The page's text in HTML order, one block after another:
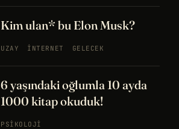
Kim ulan* bu Elon Musk?
UZAY İNTERNET GELECEK
6 yaşındaki oğlumla 10 ayda
1000 kitap okuduk!
PSIKOLOJI